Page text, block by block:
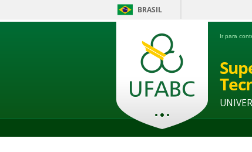
BRASIL
Ir para